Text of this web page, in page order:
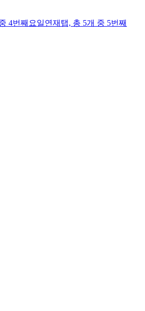
4번째 요일연재 탭, 총 5개 중 5번째